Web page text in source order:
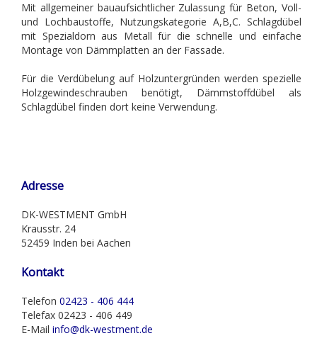
Mit allgemeiner bauaufsichtlicher Zulassung für Beton, Voll-
und Lochbaustoffe, Nutzungskategorie A,B,C. Schlagdübel
mit Spezialdorn aus Metall für die schnelle und einfache
Montage von Dämmplatten an der Fassade.
Für die Verdübelung auf Holzuntergründen werden spezielle
Holzgewindeschrauben benötigt, Dämmstoffdübel als
Schlagdübel finden dort keine Verwendung.
Adresse
DK-WESTMENT GmbH
Krausstr. 24
52459 Inden bei Aachen
Kontakt
Telefon 02423 - 406 444
Telefax 02423 - 406 449
E-Mail info@dk-westment.de